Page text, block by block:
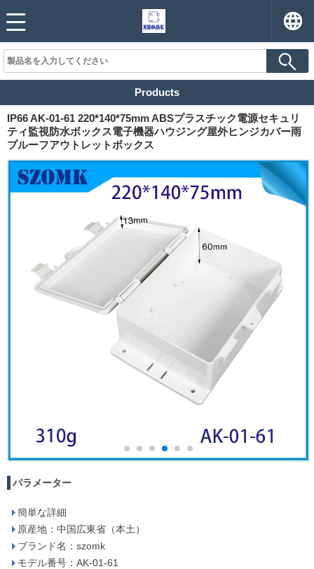
Products
IP66 AK-01-61 220*140*75mm ABSプラスチック電源セキュリ
ティ監視防水ボックス電子機器ハウジング屋外ヒンジカバー雨
プルーフアウトレットボックス
パラメーター
簡単な詳細
原産地：中国広東省（本土）
ブランド名：szomk
モデル番号：AK-01-61